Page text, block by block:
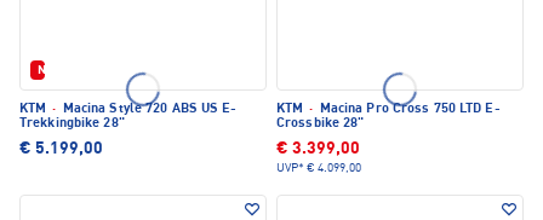
Neu
KTM ·
Macina Style 720 ABS US E-
Trekkingbike 28"
€ 5.199,00
KTM ·
Macina Pro Cross 750 LTD E-
Crossbike 28"
€ 3.399,00
UVP* € 4.099,00